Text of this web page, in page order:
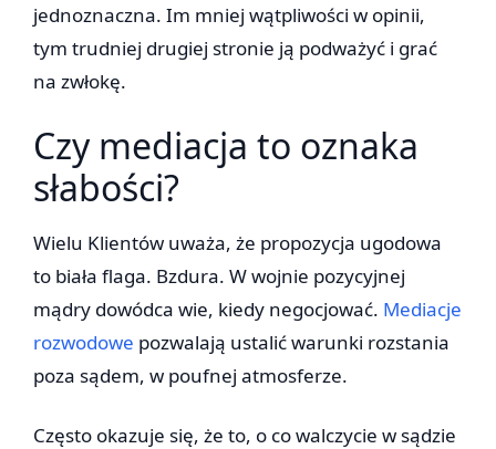
jednoznaczna. Im mniej wątpliwości w opinii,
tym trudniej drugiej stronie ją podważyć i grać
na zwłokę.
Czy mediacja to oznaka
słabości?
Wielu Klientów uważa, że propozycja ugodowa
to biała flaga. Bzdura. W wojnie pozycyjnej
mądry dowódca wie, kiedy negocjować. Mediacje
rozwodowe pozwalają ustalić warunki rozstania
poza sądem, w poufnej atmosferze.
Często okazuje się, że to, o co walczycie w sądzie